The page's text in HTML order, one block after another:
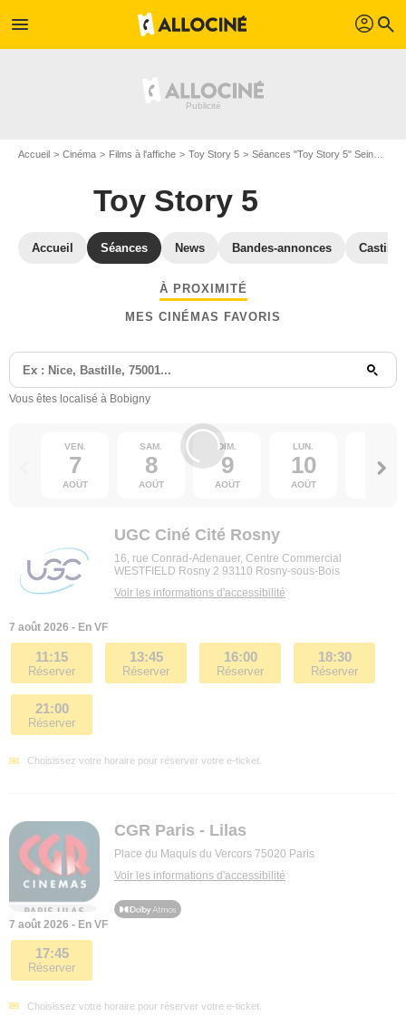
menu profil search
Accueil Cinéma Films à l'affiche Toy Story 5 Séances "Toy Story 5" Seine-Saint-Denis
Toy Story 5
Accueil Séances News Bandes-annonces Casting
À PROXIMITÉ
MES CINÉMAS FAVORIS
Vous êtes localisé à Bobigny
VEN.
7
AOÛT
SAM.
8
AOÛT
DIM.
9
AOÛT
LUN.
10
AOÛT
11
UGC Ciné Cité Rosny
16, rue Conrad-Adenauer, Centre Commercial
WESTFIELD Rosny 2 93110 Rosny-sous-Bois
Voir les informations d'accessibilité
7 août 2026 - En VF
11:15
Réserver
13:45
Réserver
16:00
Réserver
18:30
Réserver
21:00
Réserver
Choisissez votre horaire pour réserver votre e-ticket.
CGR Paris - Lilas
Place du Maquis du Vercors 75020 Paris
Voir les informations d'accessibilité
7 août 2026 - En VF
17:45
Réserver
Choisissez votre horaire pour réserver votre e-ticket.